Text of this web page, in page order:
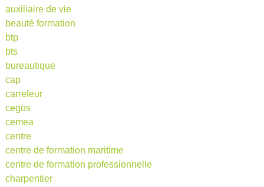
auxiliaire de vie
beauté formation
btp
bts
bureautique
cap
carreleur
cegos
cemea
centre
centre de formation maritime
centre de formation professionnelle
charpentier